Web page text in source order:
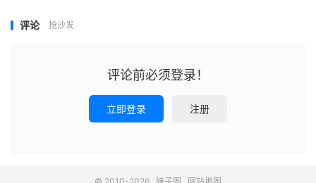
评论 抢沙发
评论前必须登录！
立即登录 注册